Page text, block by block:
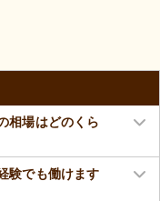
相場はどのくら
験でも働けます